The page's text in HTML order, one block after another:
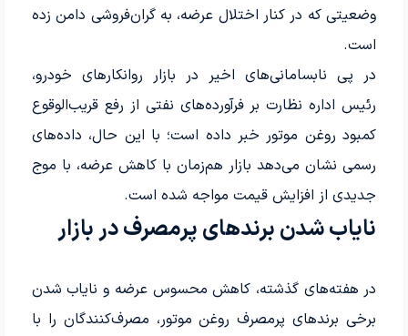
وضعیتی که در کنار اختلال عرضه، به گران‌فروشی دامن زده
است.
در پی نابسامانی‌های اخیر در بازار روانکارهای خودرو،
رئیس اداره نظارت بر فرآورده‌های نفتی از رفع قریب‌الوقوع
کمبود روغن موتور خبر داده است؛ با این حال، داده‌های
رسمی نشان می‌دهد بازار هم‌زمان با کاهش عرضه، با موج
جدیدی از افزایش قیمت مواجه شده است.
نایاب شدن برندهای پرمصرف در بازار
در هفته‌های گذشته، کاهش محسوس عرضه و نایاب شدن
برخی برندهای پرمصرف روغن موتور، مصرف‌کنندگان را با